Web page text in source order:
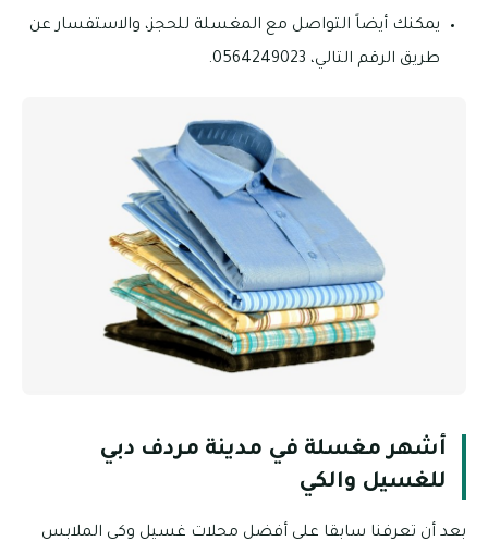
يمكنك أيضاً التواصل مع المغسلة للحجز، والاستفسار عن
طريق الرقم التالي، 0564249023.
أشهر مغسلة في مدينة مردف دبي
للغسيل والكي
بعد أن تعرفنا سابقا على أفضل محلات غسيل وكي الملابس